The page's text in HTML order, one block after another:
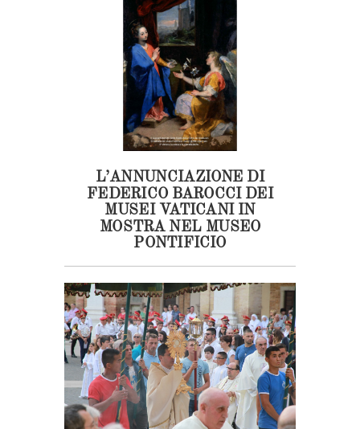
L’ANNUNCIAZIONE DI
FEDERICO BAROCCI DEI
MUSEI VATICANI IN
MOSTRA NEL MUSEO
PONTIFICIO